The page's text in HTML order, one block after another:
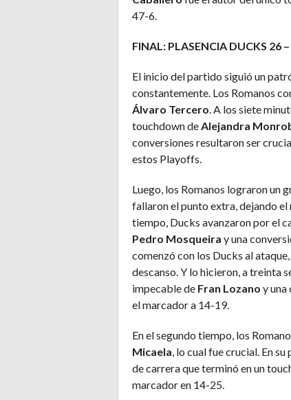
47-6.
FINAL: PLASENCIA DUCKS 26
El inicio del partido siguió un
constantemente. Los Romanos
Álvaro Tercero. A los siete
touchdown deAlejandra
conversiones resultaron ser
estos Playoffs.
Luego, los Romanos lograron un
fallaron el punto extra, dejando
tiempo, Ducks avanzaron por el
Pedro Mosqueira y una
comenzó con los Ducks al
descanso. Y lo hicieron, a treinta
impecable de Fran Lozano y una
el marcador a 14-19.
En el segundo tiempo, los
Micaela, lo cual fue crucial. En
de carrera que terminó en un
marcador en 14-25.